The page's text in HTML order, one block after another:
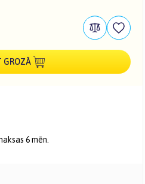
GROZĀ
6 mēn.